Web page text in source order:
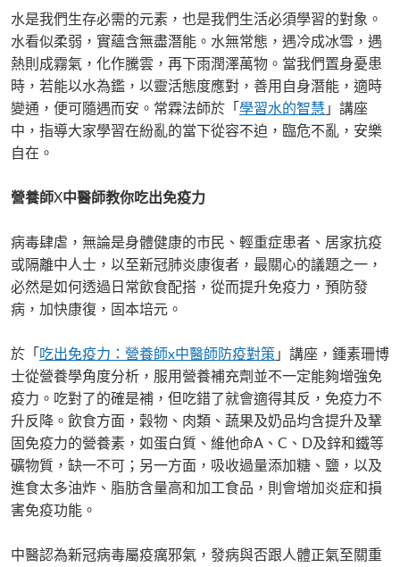
水是我們生存必需的元素，也是我們生活必須學習的對象。
水看似柔弱，實蘊含無盡潛能。水無常態，遇冷成冰雪，遇
熱則成霧氣，化作騰雲，再下雨潤澤萬物。當我們置身憂患
時，若能以水為鑑，以靈活態度應對，善用自身潛能，適時
變通，便可隨遇而安。常霖法師於「 學習水的智慧 」講座
中，指導大家學習在紛亂的當下從容不迫，臨危不亂，安樂
自在。
營養師X中醫師教你吃出免疫力
病毒肆虐，無論是身體健康的市民、輕重症患者、居家抗疫
或隔離中人士，以至新冠肺炎康復者，最關心的議題之一，
必然是如何透過日常飲食配搭，從而提升免疫力，預防發
病，加快康復，固本培元。
於「 吃出免疫力：營養師x中醫師防疫對策 」講座，鍾素珊博
士從營養學角度分析，服用營養補充劑並不一定能夠增強免
疫力。吃對了的確是補，但吃錯了就會適得其反，免疫力不
升反降。飲食方面，穀物、肉類、蔬果及奶品均含提升及鞏
固免疫力的營養素，如蛋白質、維他命A、C、D及鋅和鐵等
礦物質，缺一不可；另一方面，吸收過量添加糖、鹽，以及
進食太多油炸、脂肪含量高和加工食品，則會增加炎症和損
害免疫功能。
中醫認為新冠病毒屬疫癘邪氣，發病與否跟人體正氣至關重